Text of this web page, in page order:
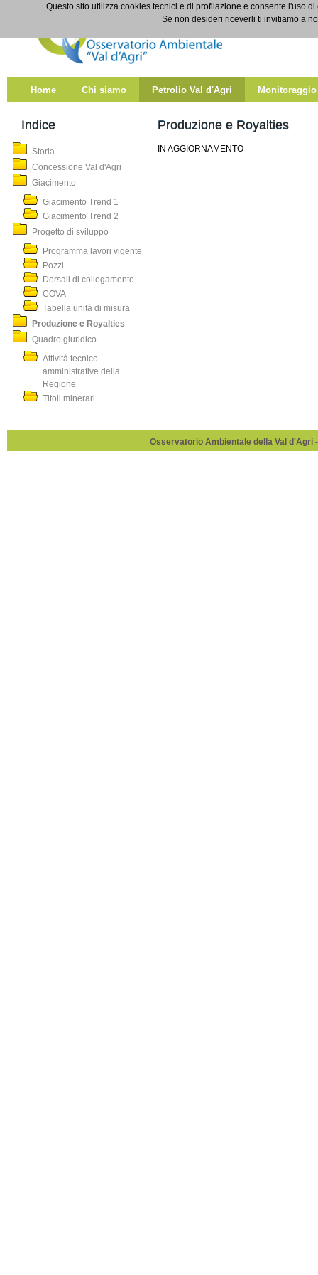
Salta al contenuto
Produzione e Royalties
Home Chi siamo Petrolio Val d'Agri Monitoraggio
Indice
Storia
Concessione Val d'Agri
Giacimento
Giacimento Trend 1
Giacimento Trend 2
Progetto di sviluppo
Programma lavori vigente
Pozzi
Dorsali di collegamento
COVA
Tabella unità di misura
Produzione e Royalties
Quadro giuridico
Attività tecnico
amministrative della
Regione
Titoli minerari
Produzione e Royalties
IN AGGIORNAMENTO
Osservatorio Ambientale della Val d'Agri
Questo sito utilizza cookies tecnici e di profilazione e consente l'uso
Se non desideri riceverli ti invitiamo a